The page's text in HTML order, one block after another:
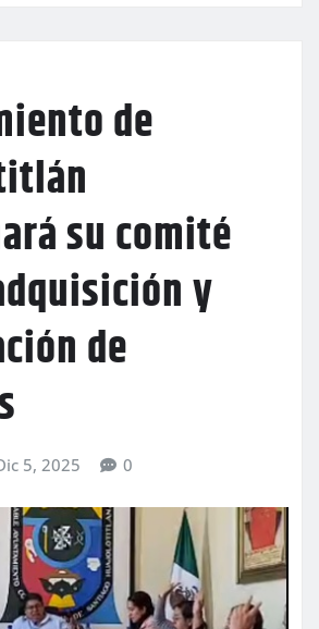
de
su comité
y
de
5, 2025 0